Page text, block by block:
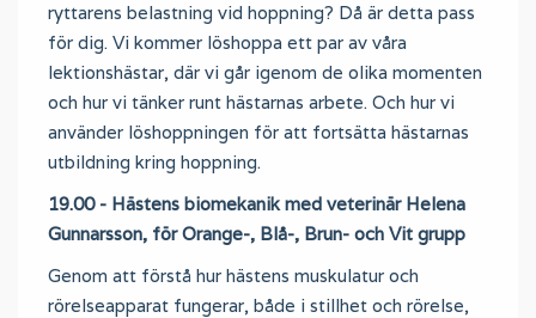
ryttarens belastning vid hoppning? Då är detta pass
för dig. Vi kommer löshoppa ett par av våra
lektionshästar, där vi går igenom de olika momenten
och hur vi tänker runt hästarnas arbete. Och hur vi
använder löshoppningen för att fortsätta hästarnas
utbildning kring hoppning.
19.00 - Hästens biomekanik med veterinär Helena
Gunnarsson, för Orange-, Blå-, Brun- och Vit grupp
Genom att förstå hur hästens muskulatur och
rörelseapparat fungerar, både i stillhet och rörelse,